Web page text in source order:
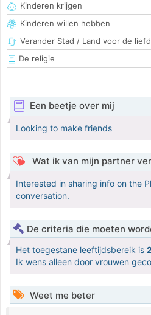
Kinderen krijgen
Kinderen willen hebben
Verander Stad / Land voor de
De religie
Een beetje over mij
Looking to make friends
Wat ik van mijn partner
Interested in sharing info on the
conversation.
De criteria die moeten
Het toegestane leeftijdsbereik is
Ik wens alleen door vrouwen
Weet me beter